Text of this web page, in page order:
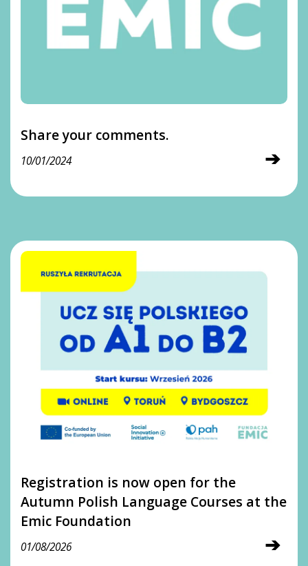
Share your comments.
➔
10/01/2024
Registration is now open for the
Autumn Polish Language Courses at the
Emic Foundation
➔
01/08/2026